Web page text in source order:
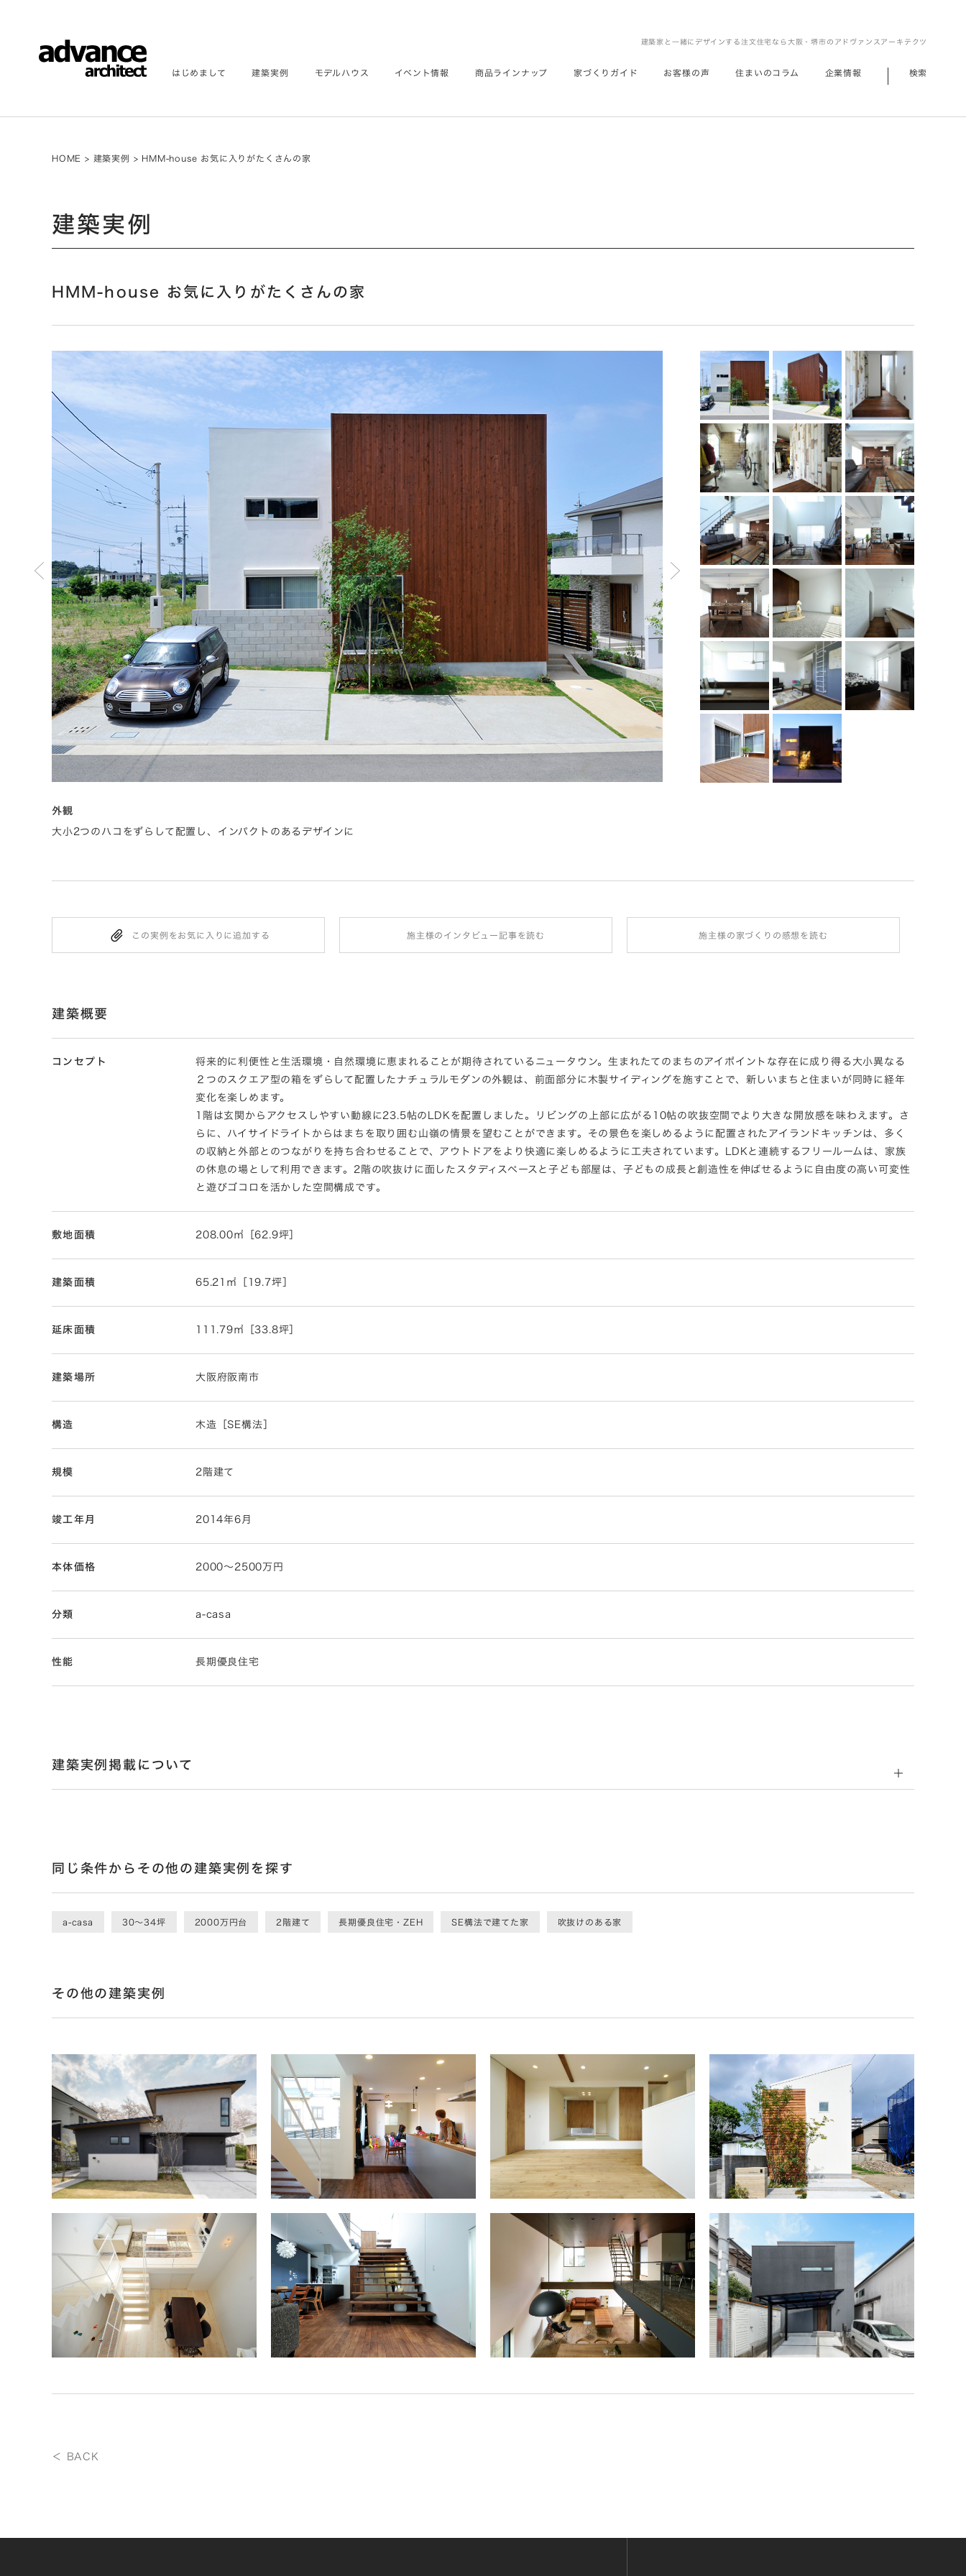
建築家と一緒にデザインする注文住宅なら大阪・堺市のアドヴァンスアーキテクツ
はじめまして 建築実例 モデルハウス イベント情報 商品ラインナップ 家づくりガイド お客様の声 住まいのコラム 企業情報 検索
HOME > 建築実例 > HMM-house お気に入りがたくさんの家
建築実例
HMM-house お気に入りがたくさんの家
外観
大小2つのハコをずらして配置し、インパクトのあるデザインに
施主様のインタビュー記事を読む 施主様の家づくりの感想を読む
建築概要
コンセプト
将来的に利便性と生活環境・自然環境に恵まれることが期待されているニュータウン。生まれたてのまちのアイポイントな存在に成り得る大小異なる
２つのスクエア型の箱をずらして配置したナチュラルモダンの外観は、前面部分に木製サイディングを施すことで、新しいまちと住まいが同時に経年
変化を楽しめます。
1階は玄関からアクセスしやすい動線に23.5帖のLDKを配置しました。リビングの上部に広がる10帖の吹抜空間でより大きな開放感を味わえます。さ
らに、ハイサイドライトからはまちを取り囲む山嶺の情景を望むことができます。その景色を楽しめるように配置されたアイランドキッチンは、多く
の収納と外部とのつながりを持ち合わせることで、アウトドアをより快適に楽しめるように工夫されています。LDKと連続するフリールームは、家族
の休息の場として利用できます。2階の吹抜けに面したスタディスペースと子ども部屋は、子どもの成長と創造性を伸ばせるように自由度の高い可変性
と遊びゴコロを活かした空間構成です。
敷地面積 208.00㎡［62.9坪］
建築面積 65.21㎡［19.7坪］
延床面積 111.79㎡［33.8坪］
建築場所 大阪府阪南市
構造 木造［SE構法］
規模 2階建て
竣工年月 2014年6月
本体価格 2000〜2500万円
分類 a-casa
性能 長期優良住宅
建築実例掲載について
同じ条件からその他の建築実例を探す
a-casa 30〜34坪 2000万円台 2階建て 長期優良住宅・ZEH SE構法で建てた家 吹抜けのある家
その他の建築実例
＜ BACK